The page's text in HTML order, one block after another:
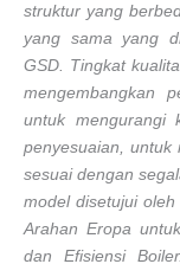
struktur yang
yang sama yang
GSD. Tingkat
mengembangkan
untuk mengurangi
penyesuaian, untuk
sesuai dengan
model disetujui
Arahan Eropa
dan Efisiensi